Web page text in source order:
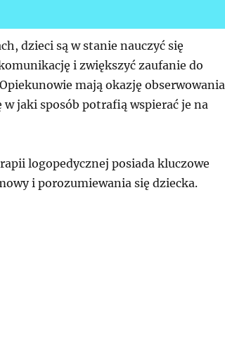
dzieci są w stanie nauczyć się
i zwiększyć zaufanie do
mają okazję obserwowania
jaki sposób potrafią wspierać je na
logopedycznej posiada kluczowe
i porozumiewania się dziecka.